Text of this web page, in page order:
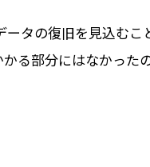
タの復旧を見込む
る部分にはなかっ